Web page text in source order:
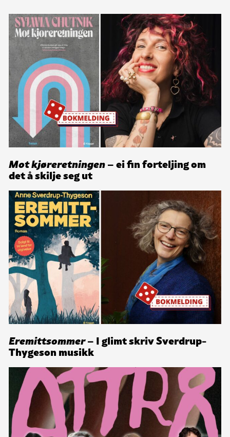
Mot kjøreretningen– ei fin forteljing om
det å skilje seg ut
Eremittsommer– I glimt skriv Sverdrup-
Thygeson musikk